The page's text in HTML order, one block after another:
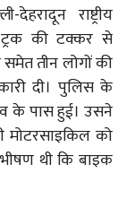
राष्ट्रीय
ट्रक की टक्कर से
तीन लोगों की
दी। पुलिस के
के पास हुई। उसने
को
थी कि बाइक